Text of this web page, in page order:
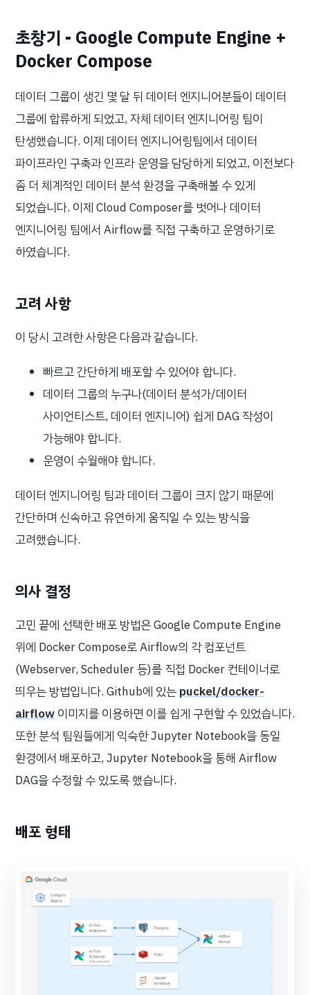
초창기 - Google Compute Engine +
Docker Compose
데이터 그룹이 생긴 몇 달 뒤 데이터 엔지니어분들이 데이터
그룹에 합류하게 되었고, 자체 데이터 엔지니어링 팀이
탄생했습니다. 이제 데이터 엔지니어링팀에서 데이터
파이프라인 구축과 인프라 운영을 담당하게 되었고, 이전보다
좀 더 체계적인 데이터 분석 환경을 구축해볼 수 있게
되었습니다. 이제 Cloud Composer를 벗어나 데이터
엔지니어링 팀에서 Airflow를 직접 구축하고 운영하기로
하였습니다.
고려 사항
이 당시 고려한 사항은 다음과 같습니다.
빠르고 간단하게 배포할 수 있어야 합니다.
데이터 그룹의 누구나(데이터 분석가/데이터
사이언티스트, 데이터 엔지니어) 쉽게 DAG 작성이
가능해야 합니다.
운영이 수월해야 합니다.
데이터 엔지니어링 팀과 데이터 그룹이 크지 않기 때문에
간단하며 신속하고 유연하게 움직일 수 있는 방식을
고려했습니다.
의사 결정
고민 끝에 선택한 배포 방법은 Google Compute Engine
위에 Docker Compose로 Airflow의 각 컴포넌트
(Webserver, Scheduler 등)를 직접 Docker 컨테이너로
띄우는 방법입니다. Github에 있는 puckel/docker-
airflow 이미지를 이용하면 이를 쉽게 구현할 수 있었습니다.
또한 분석 팀원들에게 익숙한 Jupyter Notebook을 동일
환경에서 배포하고, Jupyter Notebook을 통해 Airflow
DAG을 수정할 수 있도록 했습니다.
배포 형태